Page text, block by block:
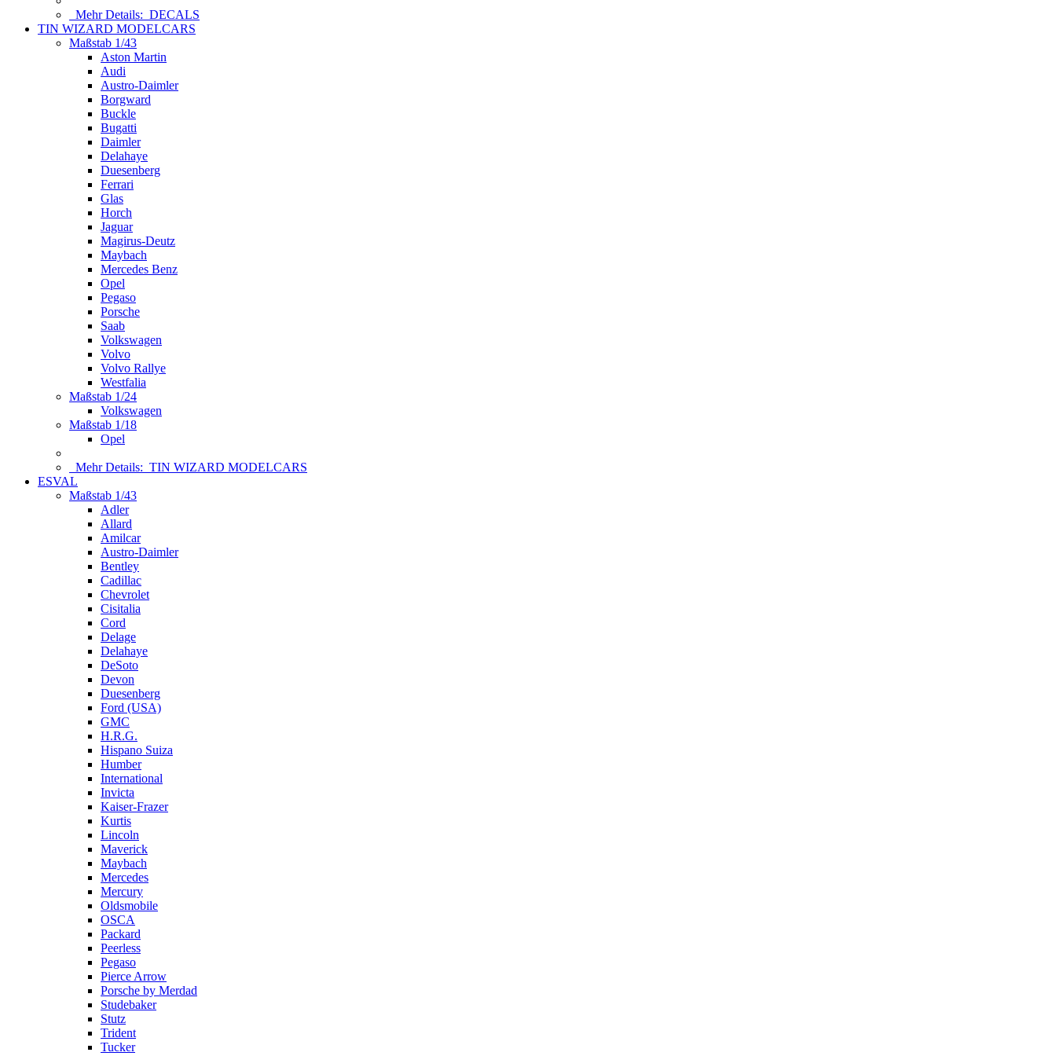
Mehr Details: DECALS
TIN WIZARD MODELCARS
Maßstab 1/43
Aston Martin
Audi
Austro-Daimler
Borgward
Buckle
Bugatti
Daimler
Delahaye
Duesenberg
Ferrari
Glas
Horch
Jaguar
Magirus-Deutz
Maybach
Mercedes Benz
Opel
Pegaso
Porsche
Saab
Volkswagen
Volvo
Volvo Rallye
Westfalia
Maßstab 1/24
Volkswagen
Maßstab 1/18
Opel
Mehr Details: TIN WIZARD MODELCARS
ESVAL
Maßstab 1/43
Adler
Allard
Amilcar
Austro-Daimler
Bentley
Cadillac
Chevrolet
Cisitalia
Cord
Delage
Delahaye
DeSoto
Devon
Duesenberg
Ford (USA)
GMC
H.R.G.
Hispano Suiza
Humber
International
Invicta
Kaiser-Frazer
Kurtis
Lincoln
Maverick
Maybach
Mercedes
Mercury
Oldsmobile
OSCA
Packard
Peerless
Pegaso
Pierce Arrow
Porsche by Merdad
Studebaker
Stutz
Trident
Tucker